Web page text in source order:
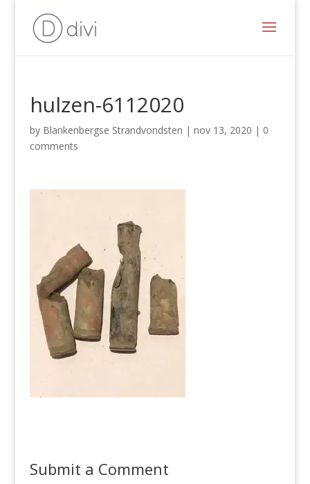
hulzen-6112020
by Blankenbergse Strandvondsten | nov 13, 2020 | 0
comments
Submit a Comment